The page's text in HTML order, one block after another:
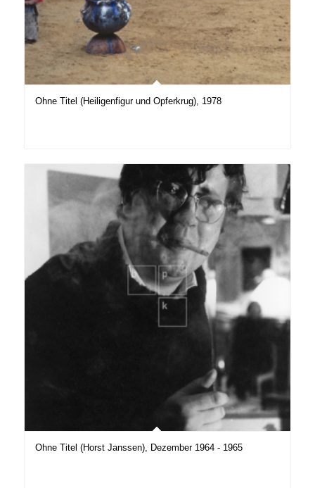
Ohne Titel (Heiligenfigur und Opferkrug), 1978
Ohne Titel (Horst Janssen), Dezember 1964 - 1965